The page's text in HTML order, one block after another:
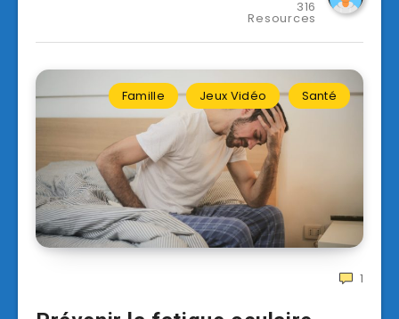
316
Resources
Famille Jeux Vidéo Santé
1